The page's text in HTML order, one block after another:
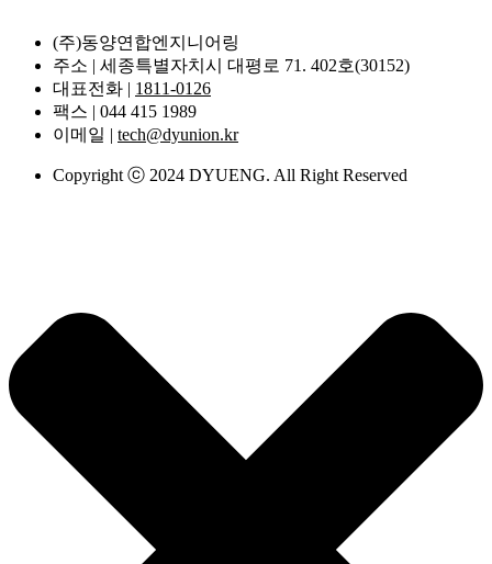
(주)동양연합엔지니어링
주소 | 세종특별자치시 대평로 71. 402호(30152)
대표전화 | 1811-0126
팩스 | 044 415 1989
이메일 | tech@dyunion.kr
Copyright ⓒ 2024 DYUENG. All Right Reserved